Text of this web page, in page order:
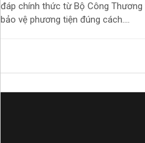
đáp chính thức từ Bộ Công
bảo vệ phương tiện đúng cách....